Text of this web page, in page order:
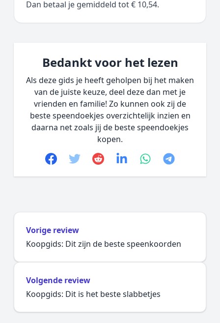
Dan betaal je gemiddeld tot € 10,54.
Bedankt voor het lezen
Als deze gids je heeft geholpen bij het maken
van de juiste keuze, deel deze dan met je
vrienden en familie! Zo kunnen ook zij de
beste speendoekjes overzichtelijk inzien en
daarna net zoals jij de beste speendoekjes
kopen.
Facebook
TwitterRedditlinkedinwhatsapp
telegram
Vorige review
Koopgids: Dit zijn de beste speenkoorden
Volgende review
Koopgids: Dit is het beste slabbetjes